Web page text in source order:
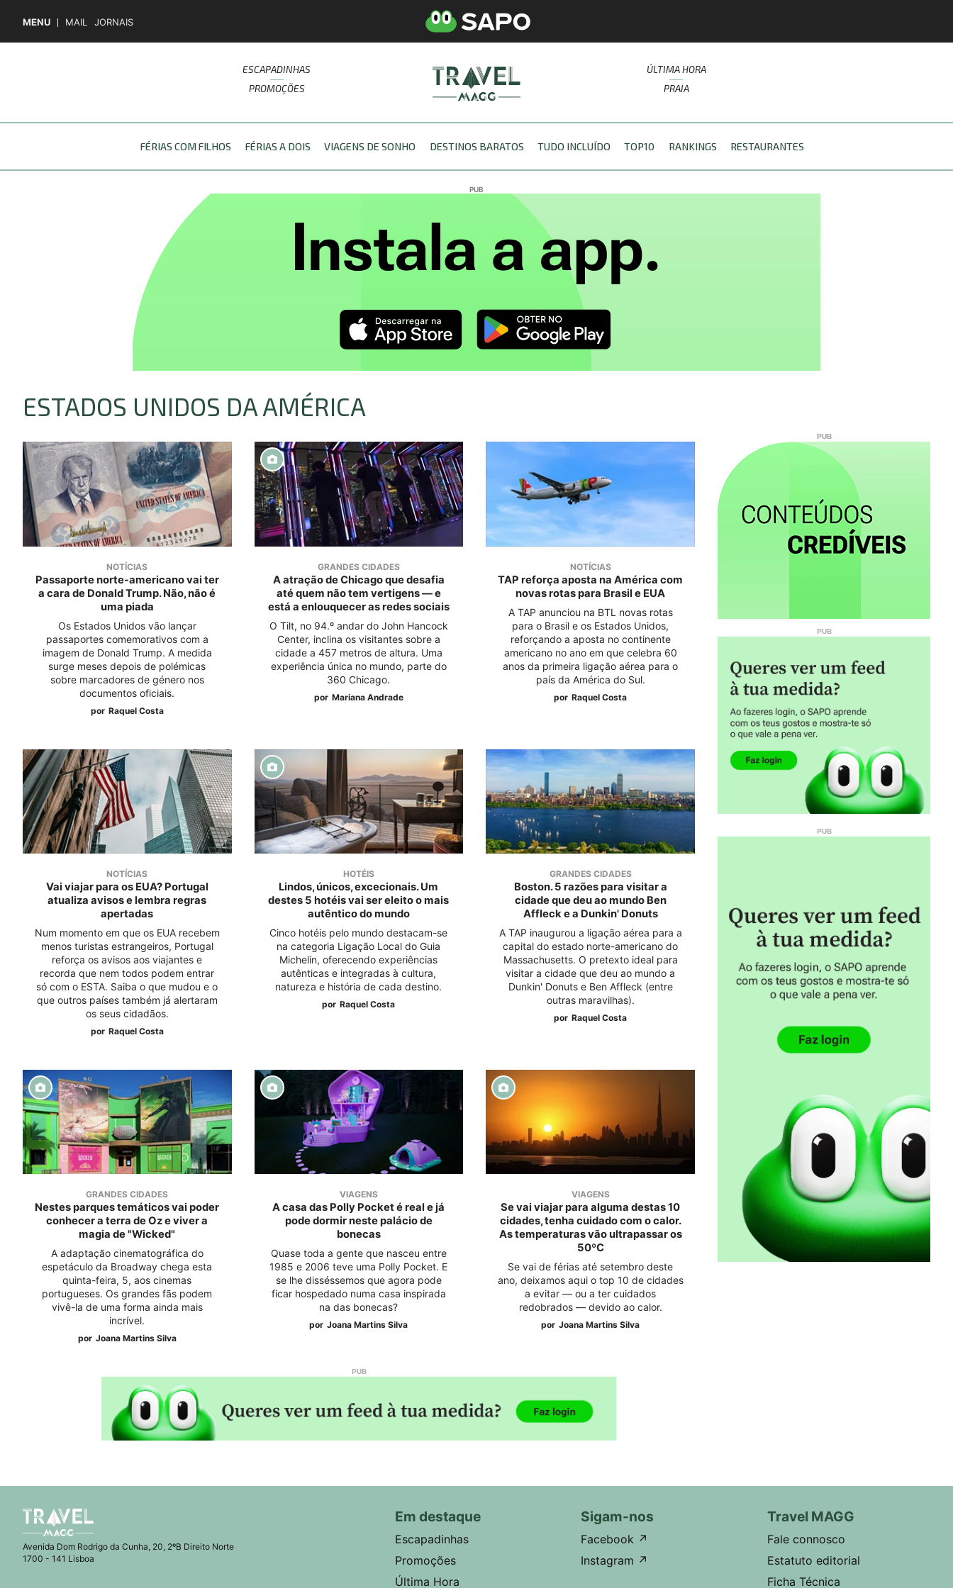
MENU MAIL JORNAIS
ESCAPADINHAS
PROMOÇÕES
ÚLTIMA HORA
PRAIA
FÉRIAS COM FILHOS FÉRIAS A DOIS VIAGENS DE SONHO DESTINOS BARATOS TUDO INCLUÍDO TOP10 RANKINGS RESTAURANTES
ESTADOS UNIDOS DA AMÉRICA
NOTÍCIAS
Passaporte norte-americano vai ter
a cara de Donald Trump. Não, não é
uma piada
Os Estados Unidos vão lançar
passaportes comemorativos com a
imagem de Donald Trump. A medida
surge meses depois de polémicas
sobre marcadores de género nos
documentos oficiais.
por Raquel Costa
GRANDES CIDADES
A atração de Chicago que desafia
até quem não tem vertigens — e
está a enlouquecer as redes sociais
O Tilt, no 94.º andar do John Hancock
Center, inclina os visitantes sobre a
cidade a 457 metros de altura. Uma
experiência única no mundo, parte do
360 Chicago.
por Mariana Andrade
NOTÍCIAS
TAP reforça aposta na América com
novas rotas para Brasil e EUA
A TAP anunciou na BTL novas rotas
para o Brasil e os Estados Unidos,
reforçando a aposta no continente
americano no ano em que celebra 60
anos da primeira ligação aérea para o
país da América do Sul.
por Raquel Costa
NOTÍCIAS
Vai viajar para os EUA? Portugal
atualiza avisos e lembra regras
apertadas
Num momento em que os EUA recebem
menos turistas estrangeiros, Portugal
reforça os avisos aos viajantes e
recorda que nem todos podem entrar
só com o ESTA. Saiba o que mudou e o
que outros países também já alertaram
os seus cidadãos.
por Raquel Costa
HOTÉIS
Lindos, únicos, excecionais. Um
destes 5 hotéis vai ser eleito o mais
autêntico do mundo
Cinco hotéis pelo mundo destacam-se
na categoria Ligação Local do Guia
Michelin, oferecendo experiências
autênticas e integradas à cultura,
natureza e história de cada destino.
por Raquel Costa
GRANDES CIDADES
Boston. 5 razões para visitar a
cidade que deu ao mundo Ben
Affleck e a Dunkin' Donuts
A TAP inaugurou a ligação aérea para a
capital do estado norte-americano do
Massachusetts. O pretexto ideal para
visitar a cidade que deu ao mundo a
Dunkin' Donuts e Ben Affleck (entre
outras maravilhas).
por Raquel Costa
GRANDES CIDADES
Nestes parques temáticos vai poder
conhecer a terra de Oz e viver a
magia de "Wicked"
A adaptação cinematográfica do
espetáculo da Broadway chega esta
quinta-feira, 5, aos cinemas
portugueses. Os grandes fãs podem
vivê-la de uma forma ainda mais
incrível.
por Joana Martins Silva
VIAGENS
A casa das Polly Pocket é real e já
pode dormir neste palácio de
bonecas
Quase toda a gente que nasceu entre
1985 e 2006 teve uma Polly Pocket. E
se lhe disséssemos que agora pode
ficar hospedado numa casa inspirada
na das bonecas?
por Joana Martins Silva
VIAGENS
Se vai viajar para alguma destas 10
cidades, tenha cuidado com o calor.
As temperaturas vão ultrapassar os
50ºC
Se vai de férias até setembro deste
ano, deixamos aqui o top 10 de cidades
a evitar — ou a ter cuidados
redobrados — devido ao calor.
por Joana Martins Silva
Avenida Dom Rodrigo da Cunha, 20, 2ºB Direito Norte
1700 - 141 Lisboa
Em destaque
Escapadinhas
Promoções
Última Hora
Sigam-nos
Facebook ↗
Instagram ↗
Travel MAGG
Fale connosco
Estatuto editorial
Ficha Técnica